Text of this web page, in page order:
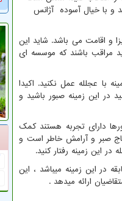
و با خیال آسوده آژانس
و اقامت می باشد. شاید این
مراقب باشند که موسسه ای
با عجلله عمل نکنید. اکیدا
در این زمینه صبور باشید و
دارای تجربه هستند کمک
صبر و آرامش خاطر است و
این زمینه رفتار کنید.
حقوقی بین المللی بوده که دارای بیش از 30 سال تجربه و سابقه در این زمینه میباشد ، این